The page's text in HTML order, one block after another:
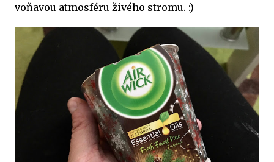
voňavou atmosféru živého stromu. :)